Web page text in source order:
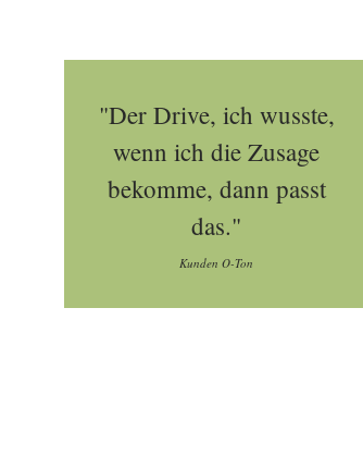
"Der Drive, ich wusste,
wenn ich die Zusage
bekomme, dann passt
das."
Kunden O-Ton